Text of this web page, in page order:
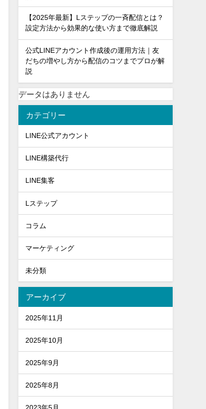
【2025年最新】Lステップの一斉配信とは？
設定方法から効果的な使い方まで徹底解説
公式LINEアカウント作成後の運用方法｜友
だちの増やし方から配信のコツまでプロが解
説
データはありません
カテゴリー
LINE公式アカウント
LINE構築代行
LINE集客
Lステップ
コラム
マーケティング
未分類
アーカイブ
2025年11月
2025年10月
2025年9月
2025年8月
2023年5月